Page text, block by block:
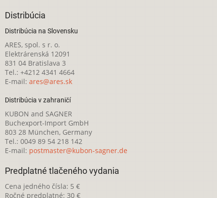
Distribúcia
Distribúcia na Slovensku
ARES, spol. s r. o.
Elektrárenská 12091
831 04 Bratislava 3
Tel.: +4212 4341 4664
E-mail: ares@ares.sk
Distribúcia v zahraničí
KUBON and SAGNER
Buchexport-Import GmbH
803 28 München, Germany
Tel.: 0049 89 54 218 142
E-mail: postmaster@kubon-sagner.de
Predplatné tlačeného vydania
Cena jedného čísla: 5 €
Ročné predplatné: 30 €